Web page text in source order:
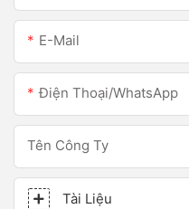
E-Mail
Điện Thoại/WhatsApp
Tên Công Ty
Tài Liệu